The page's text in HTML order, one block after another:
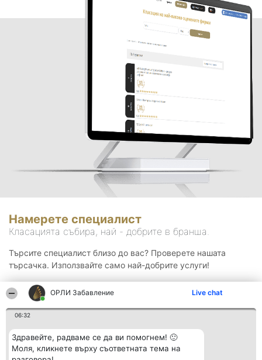
ОРЛИ Забавление Live chat
06:32
Здравейте, радваме се да ви помогнем! 🙂
Моля, кликнете върху съответната тема на
Намерете специалист
Класацията събира, най - добрите в бранша.
Търсите специалист близо до вас? Проверете нашата
търсачка. Използвайте само най-добрите услуги!